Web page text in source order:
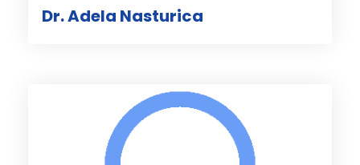
Dr. Adela Nasturica